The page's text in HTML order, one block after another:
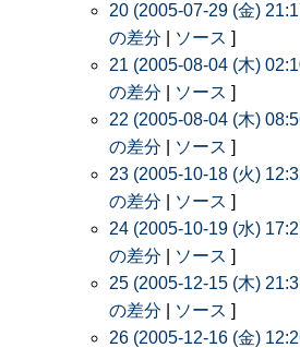
20 (2005-07-29 (金)
の差分
ソース ]
21 (2005-08-04 (木)
の差分
ソース ]
22 (2005-08-04 (木)
の差分
ソース ]
23 (2005-10-18 (火)
の差分
ソース ]
24 (2005-10-19 (水)
の差分
ソース ]
25 (2005-12-15 (木)
の差分
ソース ]
26 (2005-12-16 (金)